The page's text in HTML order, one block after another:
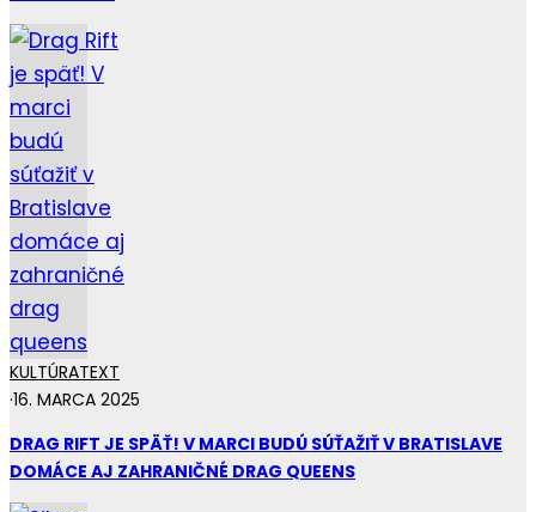
KULTÚRATEXT
·16. MARCA 2025
DRAG RIFT JE SPÄŤ! V MARCI BUDÚ SÚŤAŽIŤ V BRATISLAVE
DOMÁCE AJ ZAHRANIČNÉ DRAG QUEENS